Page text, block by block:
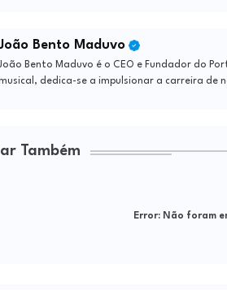
Bento Maduvo
Bento Maduvo é o CEO e Fundador do
dedica-se a impulsionar a carreira de
Também
Error:Não foram